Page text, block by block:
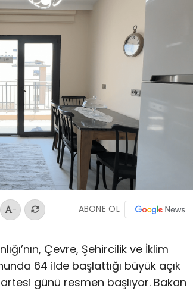
- ABONE OL
Çevre, Şehircilik ve İklim
64 ilde başlattığı büyük açık
günü resmen başlıyor. Bakan